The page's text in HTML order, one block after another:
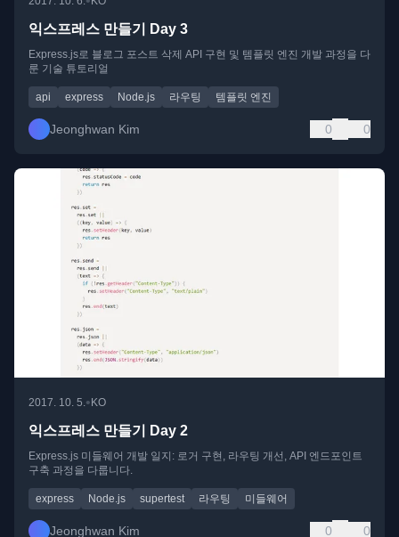
익스프레스 만들기 Day 3
Express.js로 블로그 포스트 삭제 API 구현 및 템플릿 엔진 개발 과정을 다
룬 기술 튜토리얼
api express Node.js 라우팅 템플릿 엔진
Jeonghwan Kim 0 0
2017. 10. 5. •KO
익스프레스 만들기 Day 2
Express.js 미들웨어 개발 일지: 로거 구현, 라우팅 개선, API 엔드포인트
구축 과정을 다룹니다.
express Node.js supertest 라우팅 미들웨어
Jeonghwan Kim 0 0